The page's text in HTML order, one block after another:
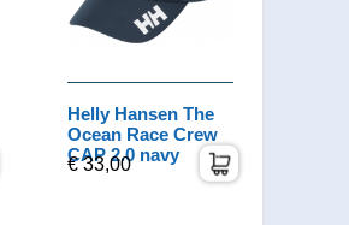
Helly Hansen The
Ocean Race Crew
CAP 2.0 navy
€ 33,00